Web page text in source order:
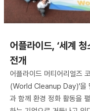
어플라이드, ‘세계
전개
어플라이드 머티어리얼즈
(World Cleanup Day)’을
과 함께 환경 정화 활동을